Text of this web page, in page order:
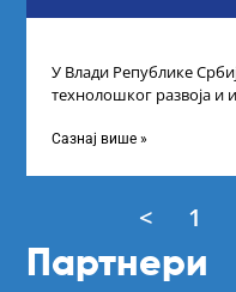
У Влади Републике
технолошког развоја и
Сазнај више »
< 1
Партнери